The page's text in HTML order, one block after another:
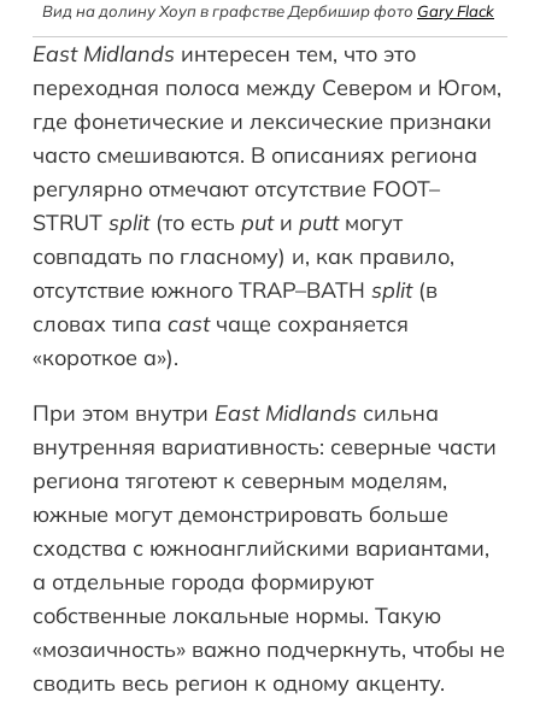
Вид на долину Хоуп в графстве Дербишир фото Gary Flack
East Midlands интересен тем, что это
переходная полоса между Севером и Югом,
где фонетические и лексические признаки
часто смешиваются. В описаниях региона
регулярно отмечают отсутствие FOOT–
STRUT split(то есть putи puttмогут
совпадать по гласному) и, как правило,
отсутствие южного TRAP–BATH split(в
словах типа castчаще сохраняется
«короткое a»).
При этом внутри East Midlands сильна
внутренняя вариативность: северные части
региона тяготеют к северным моделям,
южные могут демонстрировать больше
сходства с южноанглийскими вариантами,
а отдельные города формируют
собственные локальные нормы. Такую
«мозаичность» важно подчеркнуть, чтобы не
сводить весь регион к одному акценту.